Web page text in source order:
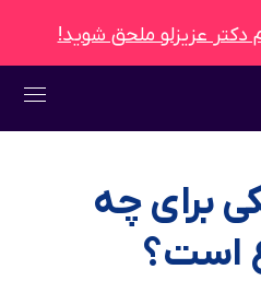
برای چه
است؟
دکتر عزیزلو ملحق شوید!